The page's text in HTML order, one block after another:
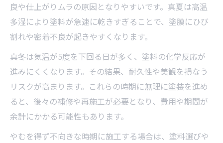
良や仕上がりムラの原因となりやすいです。真夏は高温
多湿により塗料が急速に乾きすぎることで、塗膜にひび
割れや密着不良が起きやすくなります。
真冬は気温が5度を下回る日が多く、塗料の化学反応が
進みにくくなります。その結果、耐久性や美観を損なう
リスクが高まります。これらの時期に無理に塗装を進め
ると、後々の補修や再施工が必要となり、費用や期間が
余計にかかる可能性もあります。
やむを得ず不向きな時期に施工する場合は、塗料選びや